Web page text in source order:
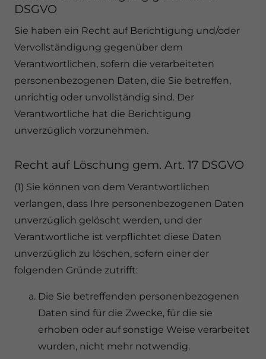
DSGVO
Sie haben ein Recht auf Berichtigung und/oder
Vervollständigung gegenüber dem
Verantwortlichen, sofern die verarbeiteten
personenbezogenen Daten, die Sie betreffen,
unrichtig oder unvollständig sind. Der
Verantwortliche hat die Berichtigung
unverzüglich vorzunehmen.
Recht auf Löschung gem. Art. 17 DSGVO
(1) Sie können von dem Verantwortlichen
verlangen, dass Ihre personenbezogenen Daten
unverzüglich gelöscht werden, und der
Verantwortliche ist verpflichtet diese Daten
unverzüglich zu löschen, sofern einer der
folgenden Gründe zutrifft:
Die Sie betreffenden personenbezogenen
Daten sind für die Zwecke, für die sie
erhoben oder auf sonstige Weise verarbeitet
wurden, nicht mehr notwendig.